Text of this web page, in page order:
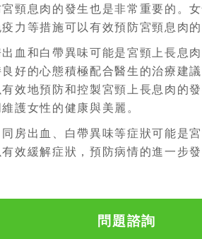
頸息肉的發生也是非常重要的。
力等措施可以有效預防宮頸息肉的
血和白帶異味可能是宮頸上長息
好的心態積極配合醫生的治療建
有效地預防和控製宮頸上長息肉的
護女性的健康與美麗。
房出血、白帶異味等症狀可能是
效緩解症狀，預防病情的進一步
問題諮詢